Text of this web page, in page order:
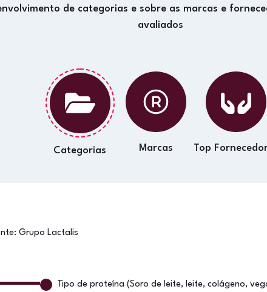
de categorias e sobre as marcas e
avaliados
Categorias Marcas Top
Grupo Lactalis
Tipo de proteína (Soro de leite, leite, colágeno,